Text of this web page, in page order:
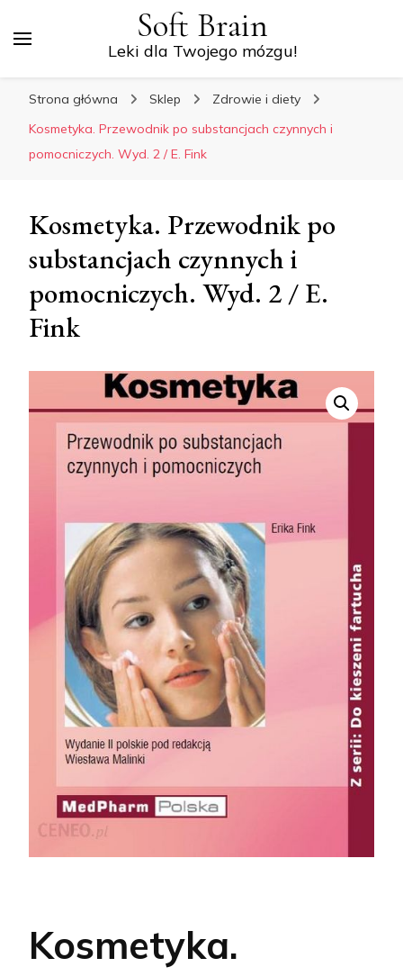
Soft Brain
Leki dla Twojego mózgu!
Strona główna Sklep
Zdrowie i diety
Kosmetyka. Przewodnik po substancjach czynnych i
pomocniczych. Wyd. 2 / E. Fink
Kosmetyka. Przewodnik po
substancjach czynnych i
pomocniczych. Wyd. 2 / E.
Fink
Kosmetyka.